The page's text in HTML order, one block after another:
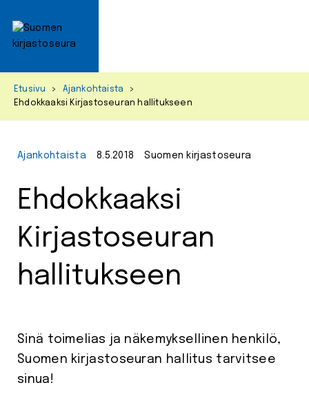
Etusivu > Ajankohtaista
>
Ehdokkaaksi Kirjastoseuran hallitukseen
Ajankohtaista 8.5.2018 Suomen kirjastoseura
Ehdokkaaksi
Kirjastoseuran
hallitukseen
Sinä toimelias ja näkemyksellinen henkilö,
Suomen kirjastoseuran hallitus tarvitsee
sinua!